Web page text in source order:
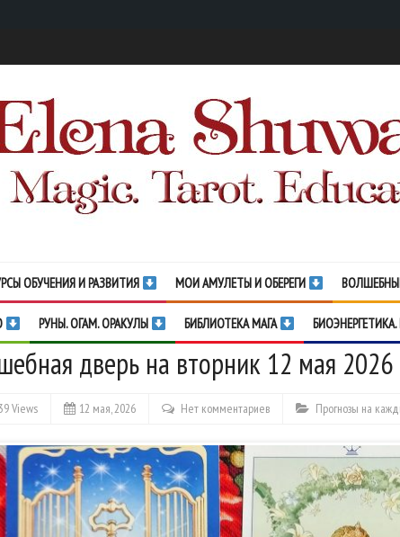
ОБУЧЕНИЯ И РАЗВИТИЯ МОИ АМУЛЕТЫ И ОБЕРЕГИ
РУНЫ. ОГАМ. ОРАКУЛЫ БИБЛИОТЕКА МАГА
дверь на вторник 12 мая 2026
Views 12 мая, 2026 Нет комментариев Прогнозы на